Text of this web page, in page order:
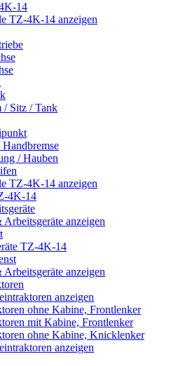
14
TZ-4K-14 anzeigen
/ Sitz / Tank
/ Hauben
TZ-4K-14 anzeigen
4K-14
anzeigen
TZ-4K-14
anzeigen
anzeigen
ohne Kabine, Frontlenker
mit Kabine, Frontlenker
ohne Kabine, Knicklenker
anzeigen